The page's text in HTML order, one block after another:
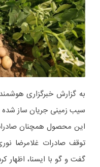
به گزارش خبرگزاری
سیب زمینی جریان ساز
این محصول همچنان
توقف صادرات غلامرضا
گفت و گو با ایسنا، اظهار